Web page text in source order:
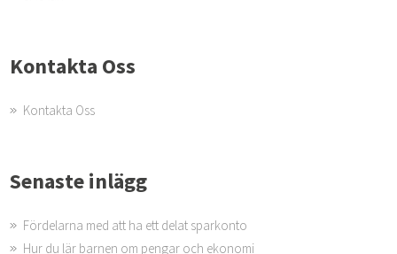
Kontakta Oss
Kontakta Oss
Senaste inlägg
Fördelarna med att ha ett delat sparkonto
Hur du lär barnen om pengar och ekonomi